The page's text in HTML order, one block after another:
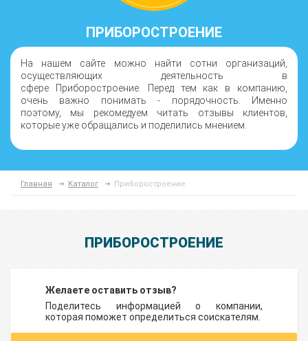
ПРИБОРОСТРОЕНИЕ
На нашем сайте можно найти сотни организаций,
осуществляющих деятельность в
сфере Приборостроение. Перед тем как в компанию,
очень важно понимать - порядочность. Именно
поэтому, мы рекомедуем читать отзывы клиентов,
которые уже обращались и поделились мнением.
Главная Каталог Приборостроение
ПРИБОРОСТРОЕНИЕ
Желаете оставить отзыв?
Поделитесь информацией о компании,
которая поможет определиться соискателям.